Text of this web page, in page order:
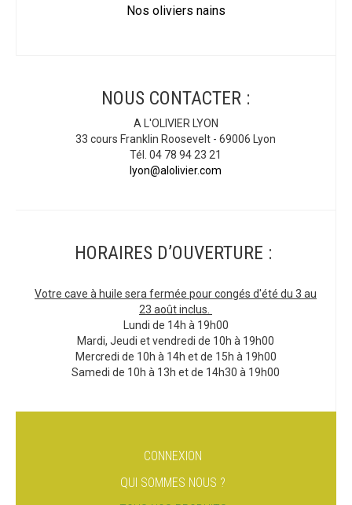
Nos oliviers nains
NOUS CONTACTER :
A L'OLIVIER LYON
33 cours Franklin Roosevelt - 69006 Lyon
Tél. 04 78 94 23 21
lyon@alolivier.com
HORAIRES D’OUVERTURE :
Votre cave à huile sera fermée pour congés d'été du 3 au
23 août inclus.
Lundi de 14h à 19h00
Mardi, Jeudi et vendredi de 10h à 19h00
Mercredi de 10h à 14h et de 15h à 19h00
Samedi de 10h à 13h et de 14h30 à 19h00
CONNEXION
QUI SOMMES NOUS ?